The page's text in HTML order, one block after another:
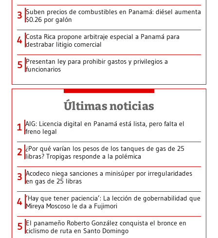
3 Suben precios de combustibles en Panamá: diésel aumenta
$0.26 por galón
4 Costa Rica propone arbitraje especial a Panamá para
destrabar litigio comercial
5 Presentan ley para prohibir gastos y privilegios a
funcionarios
Últimas noticias
1 AIG: Licencia digital en Panamá está lista, pero falta el
freno legal
2 ¿Por qué varían los pesos de los tanques de gas de 25
libras? Tropigas responde a la polémica
3 Acodeco niega sanciones a minisúper por irregularidades
en gas de 25 libras
4 ‘Hay que tener paciencia’: La lección de gobernabilidad que
Mireya Moscoso le da a Fujimori
5 El panameño Roberto González conquista el bronce en
ciclismo de ruta en Santo Domingo